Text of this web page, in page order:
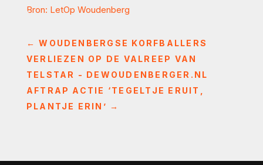
Bron: LetOp Woudenberg
←WOUDENBERGSE KORFBALLERS
VERLIEZEN OP DE VALREEP VAN
TELSTAR - DEWOUDENBERGER.NL
AFTRAP ACTIE ‘TEGELTJE ERUIT,
PLANTJE ERIN’ →